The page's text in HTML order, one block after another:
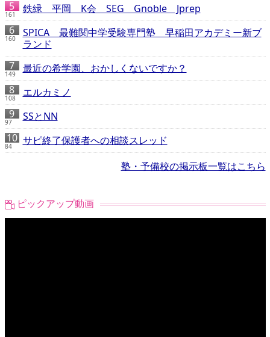
161 鉄緑 平岡 K会 SEG Gnoble Jprep
160
SPICA 最難関中学受験専門塾 早稲田アカデミー新ブ
ランド
149 最近の希学園、おかしくないですか？
108 エルカミノ
97 SSとNN
84
サピ終了保護者への相談スレッド
塾・予備校の掲示板一覧はこちら
ピックアップ動画